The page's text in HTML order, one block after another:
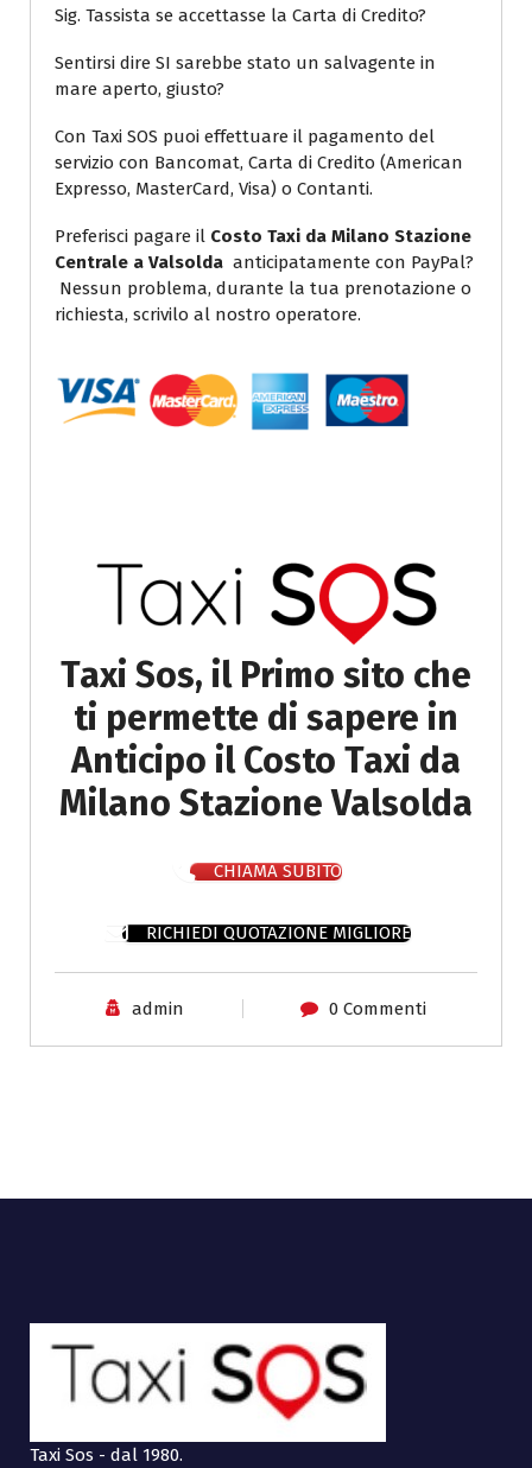
Sig. Tassista se accettasse la Carta di Credito?
Sentirsi dire SI sarebbe stato un salvagente in
mare aperto, giusto?
Con Taxi SOS puoi effettuare il pagamento del
servizio con Bancomat, Carta di Credito (American
Expresso, MasterCard, Visa) o Contanti.
Preferisci pagare il Costo Taxi da Milano Stazione
Centrale a Valsolda anticipatamente con PayPal?
Nessun problema, durante la tua prenotazione o
richiesta, scrivilo al nostro operatore.
Taxi Sos, il Primo sito che
ti permette di sapere in
Anticipo il Costo Taxi da
Milano Stazione Valsolda
CHIAMA SUBITO
RICHIEDI QUOTAZIONE MIGLIORE
admin 0 Commenti
Taxi Sos - dal 1980.